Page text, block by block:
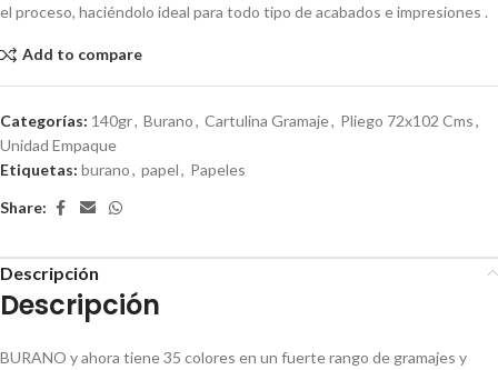
el proceso, haciéndolo ideal para todo tipo de acabados e impresiones .
Add to compare
Categorías: 140gr, Burano, Cartulina Gramaje, Pliego 72x102 Cms,
Unidad Empaque
Etiquetas: burano, papel, Papeles
Share:
Descripción
Descripción
BURANO y ahora tiene 35 colores en un fuerte rango de gramajes y